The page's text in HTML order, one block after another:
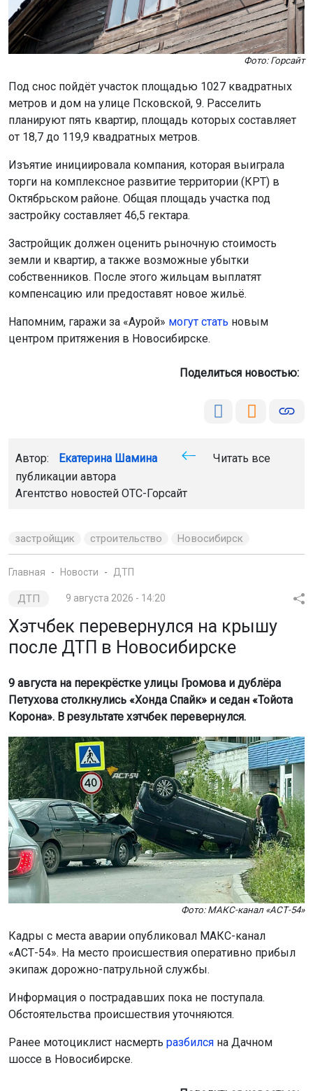
Фото: Горсайт
Под снос пойдёт участок площадью 1027 квадратных
метров и дом на улице Псковской, 9. Расселить
планируют пять квартир, площадь которых составляет
от 18,7 до 119,9 квадратных метров.
Изъятие инициировала компания, которая выиграла
торги на комплексное развитие территории (КРТ) в
Октябрьском районе. Общая площадь участка под
застройку составляет 46,5 гектара.
Застройщик должен оценить рыночную стоимость
земли и квартир, а также возможные убытки
собственников. После этого жильцам выплатят
компенсацию или предоставят новое жильё.
Напомним, гаражи за «Аурой» могут стать новым
центром притяжения в Новосибирске.
Поделиться новостью:
Автор: Екатерина Шамина
Читать все
публикации автора
Агентство новостей ОТС-Горсайт
застройщик строительство Новосибирск
Главная Новости ДТП
ДТП 9 августа 2026 - 14:20
Хэтчбек перевернулся на крышу
после ДТП в Новосибирске
9 августа на перекрёстке улицы Громова и дублёра
Петухова столкнулись «Хонда Спайк» и седан «Тойота
Корона». В результате хэтчбек перевернулся.
Фото: МАКС-канал «АСТ-54»
Кадры с места аварии опубликовал МАКС-канал
«АСТ-54». На место происшествия оперативно прибыл
экипаж дорожно-патрульной службы.
Информация о пострадавших пока не поступала.
Обстоятельства происшествия уточняются.
Ранее мотоциклист насмерть разбился на Дачном
шоссе в Новосибирске.